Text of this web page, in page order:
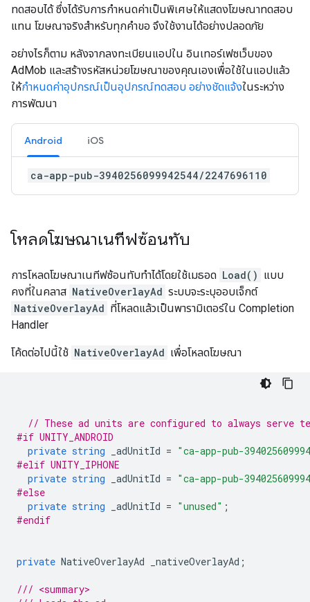
ทดสอบได้ ซึ่งได้รับการกำหนดค่าเป็นพิเศษให้แสดงโฆษณาทดสอบ
แทน โฆษณาจริงสำหรับทุกคำขอ จึงใช้งานได้อย่างปลอดภัย
อย่างไรก็ตาม หลังจากลงทะเบียนแอปใน อินเทอร์เฟซเว็บของ
AdMob และสร้างรหัสหน่วยโฆษณาของคุณเองเพื่อใช้ในแอปแล้ว
ให้กำหนดค่าอุปกรณ์เป็นอุปกรณ์ทดสอบ อย่างชัดแจ้งในระหว่าง
การพัฒนา
Android iOS
ca-app-pub-3940256099942544/2247696110
โหลดโฆษณาเนทีฟซ้อนทับ
การโหลดโฆษณาเนทีฟซ้อนทับทำได้โดยใช้เมธอด Load() แบบ
คงที่ในคลาส NativeOverlayAd ระบบจะระบุออบเจ็กต์
NativeOverlayAd ที่โหลดแล้วเป็นพารามิเตอร์ใน Completion
Handler
โค้ดต่อไปนี้ใช้ NativeOverlayAd เพื่อโหลดโฆษณา
// These ad units are configured to always serve
#if UNITY_ANDROID
private string _adUnitId = "ca-app-pub-
#elif UNITY_IPHONE
private string _adUnitId = "ca-app-pub-
#else
private string _adUnitId = "unused" ;
#endif
private NativeOverlayAd _nativeOverlayAd ;
/// <summary>